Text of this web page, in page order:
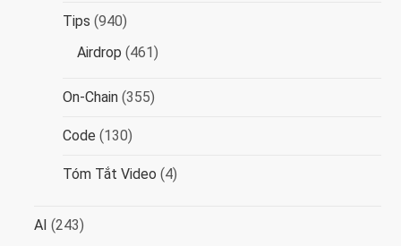
Tips (940)
Airdrop (461)
On-Chain (355)
Code (130)
Tóm Tắt Video (4)
AI (243)